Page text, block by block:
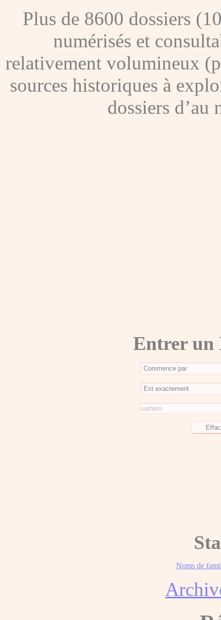
Plus de 8600 dossiers
numérisés et
relativement volumineux
sources historiques à
dossiers d’au
Entrer un
Noms de